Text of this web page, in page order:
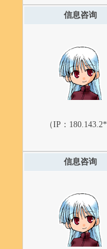
信息咨询
（IP： 180.143.2*
信息咨询